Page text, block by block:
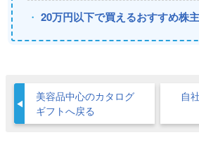
20万円以下で買えるおすすめ株
美容品中心のカタログ
ギフトへ戻る
自